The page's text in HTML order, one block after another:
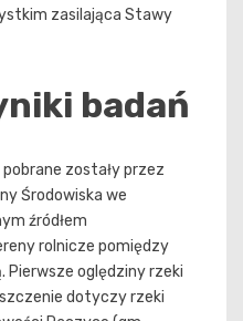
zasilająca Stawy
badań
zostały przez
Środowiska we
źródłem
rolnicze pomiędzy
Pierwsze oględziny rzeki
dotyczy rzeki